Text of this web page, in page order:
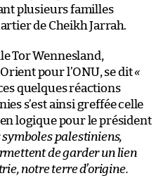
plusieurs familles
de Cheikh Jarrah.
Tor Wennesland,
pour l’ONU, se dit«
quelques réactions
s’est ainsi greffée celle
logique pour le président
symboles palestiniens,
de garder un lien
notre terre d’origine.